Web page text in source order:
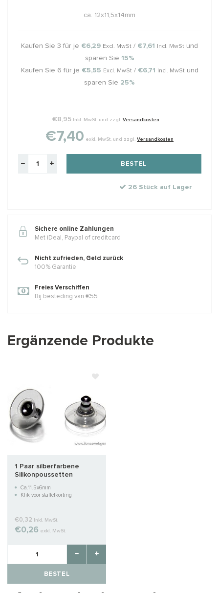
ca. 12x11,5x14mm
Kaufen Sie 3 für je €6,29 Excl. MwSt / €7,61 Incl. MwSt und
sparen Sie 15%
Kaufen Sie 6 für je €5,55 Excl. MwSt/ €6,71 Incl. MwStund
sparen Sie 25%
€8,95 Inkl. MwSt. und zzgl. Versandkosten
€7,40 exkl. MwSt. und zzgl. Versandkosten
BESTEL
26 Stück auf Lager
Sichere online Zahlungen
Met iDeal, Paypal of creditcard
Nicht zufrieden, Geld zurück
100% Garantie
Freies Verschiffen
Bij besteding van €55
Ergänzende Produkte
1 Paar silberfarbene
Silikonpoussetten
Ca.11.5x6mm
Klik voor staffelkorting
€0,32 Inkl. MwSt.
€0,26 exkl. MwSt.
BESTEL